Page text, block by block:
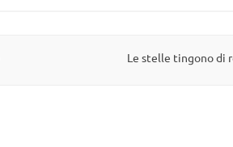
Le stelle tingono di